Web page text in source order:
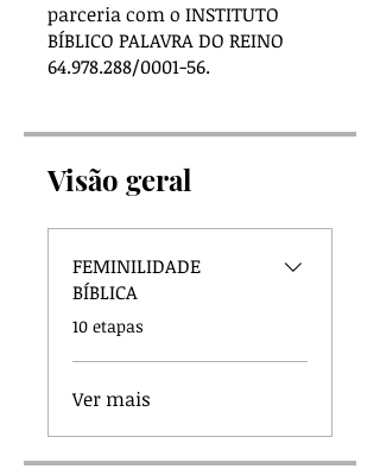
parceria com o INSTITUTO
BÍBLICO PALAVRA DO REINO
64.978.288/0001-56.
Visão geral
FEMINILIDADE
BÍBLICA
.10 etapas
Ver mais